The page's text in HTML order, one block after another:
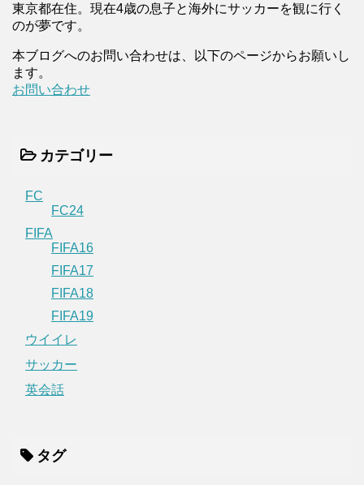
東京都在住。現在4歳の息子と海外にサッカーを観に行く
のが夢です。
本ブログへのお問い合わせは、以下のページからお願いし
ます。
お問い合わせ
カテゴリー
FC
FC24
FIFA
FIFA16
FIFA17
FIFA18
FIFA19
ウイイレ
サッカー
英会話
タグ